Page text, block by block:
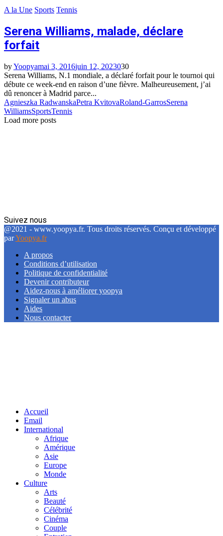
A la Une Sports Tennis
Serena Williams, malade, déclare
forfait
byYoopyamai 3, 2016juin 12, 2023030
Serena Williams, N.1 mondiale, a déclaré forfait pour le tournoi qui
débute ce week-end en raison d’une fièvre. Malheureusement, j’ai
dû renoncer à Madrid parce...
Agnieszka RadwanskaPetra KvitovaRoland-GarrosSerena
WilliamsSportsTennis
Load more posts
Suivez nous
Facebook
Twitter
Linkedin
@2021 - www.yoopya.fr. Tous droits réservés. Conçu et développé
parYoopya.fr
A propos
Conditions d’utilisation
Politique de confidentialité
Devenir contributeur
Aidez-nous à améliorer yoopya
Signaler un abus
Aides
Nous contacter
Accueil
Email
International
Afrique
Amérique
Asie
Europe
Monde
Culture
Arts
Beauté
Célébrité
Cinéma
Couple